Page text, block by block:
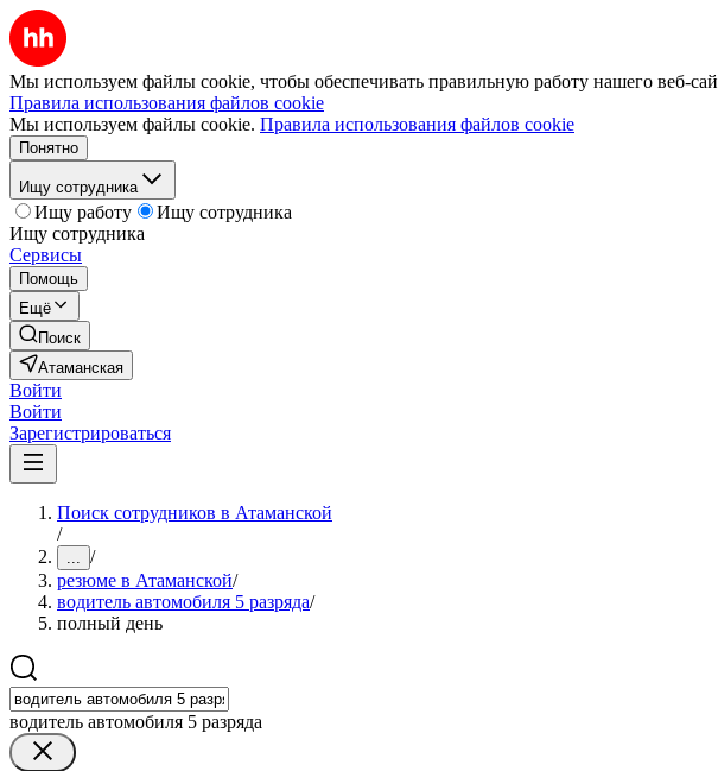
Мы используем файлы cookie, чтобы обеспечивать правильную работу нашего веб-
Правила использования файлов cookie
Мы используем файлы cookie. Правила использования файлов cookie
Понятно
Ищу сотрудника
Ищу работу
Ищу сотрудника
Ищу сотрудника
Сервисы
Помощь
Ещё
Поиск
Атаманская
Войти
Войти
Зарегистрироваться
Поиск сотрудников в Атаманской
/
... /
резюме в Атаманской/
водитель автомобиля 5 разряда/
полный день
водитель автомобиля 5 разряда